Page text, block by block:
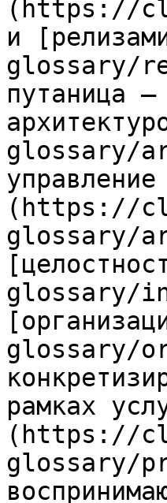
(https://
и
glossary/
путаница
glossary/
(https://
glossary/
glossary/
glossary/
рамках
(https://
glossary/